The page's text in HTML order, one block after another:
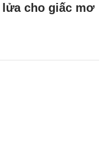
cho giấc mơ